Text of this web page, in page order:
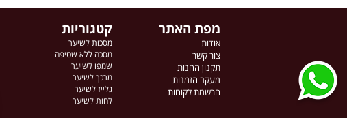
מפת האתר
אודות
צור קשר
תקנון החנות
מעקב הזמנות
הרשמת לקוחות
קטגוריות
מסכות לשיער
מסכה ללא שטיפה
שמפו לשיער
מרכך לשיער
גלייז לשיער
לחות לשיער